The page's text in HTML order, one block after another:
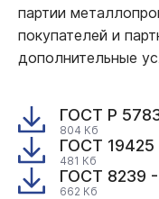
партии
покупателей и
дополнительные
ГОСТ Р
804 Кб
ГОСТ 19425
481 Кб
ГОСТ 8239
662 Кб